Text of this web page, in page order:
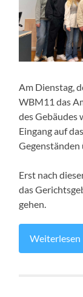
Am Dienstag,
WBM11 das
des Gebäudes
Eingang auf
Erst nach
das
gehen.
Weiterlesen